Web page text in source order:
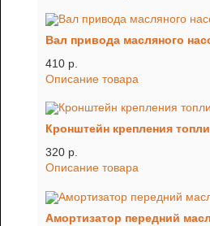
Вал привода масляного
410 p.
Описание товара
Кронштейн крепления
320 p.
Описание товара
Амортизатор передний